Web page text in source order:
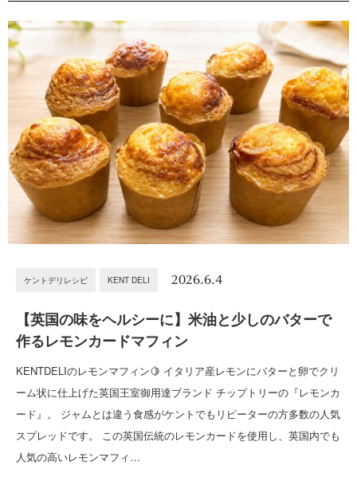
ケントデリレシピ KENT DELI 2026.6.4
【英国の味をヘルシーに】米油と少しのバターで
作るレモンカードマフィン
KENTDELIのレモンマフィン🍋 イタリア産レモンにバターと卵でクリ
ーム状に仕上げた英国王室御用達ブランド チップトリーの『レモンカ
ード』。 ジャムとは違う食感がケントでもリピーターの方多数の人気
スプレッドです。 この英国伝統のレモンカードを使用し、英国内でも
人気の高いレモンマフィ…